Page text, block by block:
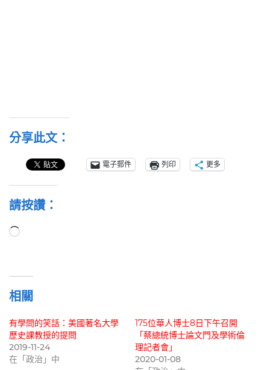
分享此文：
電子郵件 列印 更多
請按讚：
正
相關
有學問的笑話：美國著名大學
歷史課教授的提問
2019-11-24
在「政治」中
175位華人博士8日下午召開
「蔡總統博士論文門及學術倫
理記者會」
2020-01-08